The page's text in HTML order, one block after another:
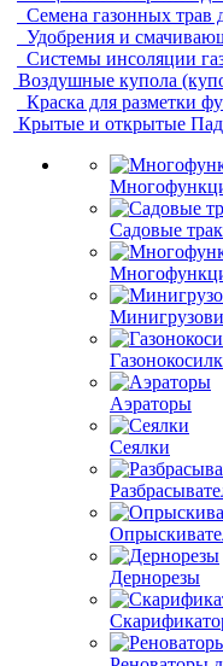
Семена газонных трав
Удобрения и
Системы инсоляции
Воздушные купола
Краска для разметки
Крытые и открытые
Садовые
Аэраторы
Сеялки
Дернорезы